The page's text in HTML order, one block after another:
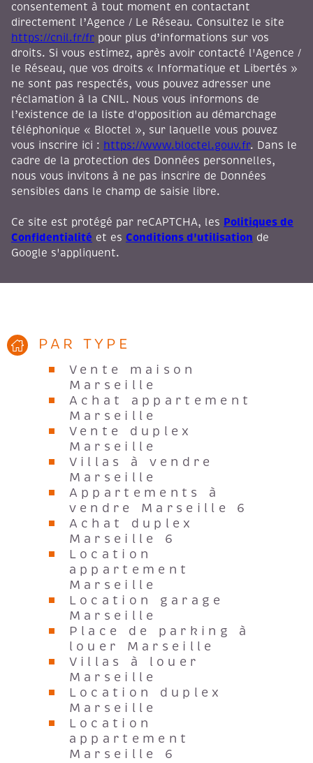
consentement à tout moment en contactant
directement l’Agence / Le Réseau. Consultez le site
https://cnil.fr/fr pour plus d’informations sur vos
droits. Si vous estimez, après avoir contacté l'Agence /
le Réseau, que vos droits « Informatique et Libertés »
ne sont pas respectés, vous pouvez adresser une
réclamation à la CNIL. Nous vous informons de
l’existence de la liste d'opposition au démarchage
téléphonique « Bloctel », sur laquelle vous pouvez
vous inscrire ici : https://www.bloctel.gouv.fr. Dans le
cadre de la protection des Données personnelles,
nous vous invitons à ne pas inscrire de Données
sensibles dans le champ de saisie libre.
Ce site est protégé par reCAPTCHA, les Politiques de
Confidentialité et es Conditions d'utilisation de
Google s'appliquent.
PAR TYPE
Vente maison
Marseille
Achat appartement
Marseille
Vente duplex
Marseille
Villas à vendre
Marseille
Appartements à
vendre Marseille 6
Achat duplex
Marseille 6
Location
appartement
Marseille
Location garage
Marseille
Place de parking à
louer Marseille
Villas à louer
Marseille
Location duplex
Marseille
Location
appartement
Marseille 6